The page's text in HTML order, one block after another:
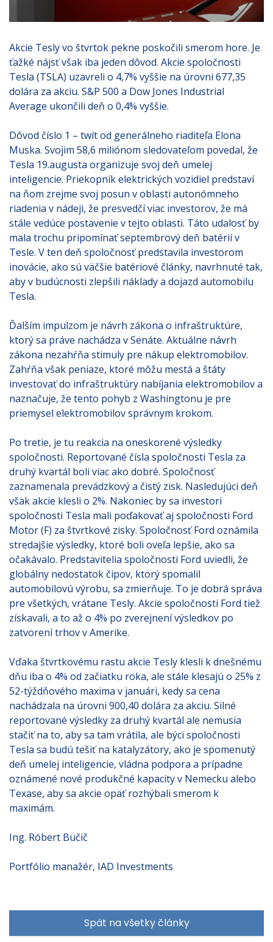
Akcie Tesly vo štvrtok pekne poskočili smerom hore. Je
ťažké nájsť však iba jeden dôvod. Akcie spoločnosti
Tesla (TSLA) uzavreli o 4,7% vyššie na úrovni 677,35
dolára za akciu. S&P 500 a Dow Jones Industrial
Average ukončili deň o 0,4% vyššie.
Dôvod číslo 1 – twít od generálneho riaditeľa Elona
Muska. Svojim 58,6 miliónom sledovateľom povedal, že
Tesla 19.augusta organizuje svoj deň umelej
inteligencie. Priekopník elektrických vozidiel predstaví
na ňom zrejme svoj posun v oblasti autonómneho
riadenia v nádeji, že presvedčí viac investorov, že má
stále vedúce postavenie v tejto oblasti. Táto udalosť by
mala trochu pripomínať septembrový deň batérií v
Tesle. V ten deň spoločnosť predstavila investorom
inovácie, ako sú väčšie batériové články, navrhnuté tak,
aby v budúcnosti zlepšili náklady a dojazd automobilu
Tesla.
Ďalším impulzom je návrh zákona o infraštruktúre,
ktorý sa práve nachádza v Senáte. Aktuálne návrh
zákona nezahŕňa stimuly pre nákup elektromobilov.
Zahŕňa však peniaze, ktoré môžu mestá a štáty
investovať do infraštruktúry nabíjania elektromobilov a
naznačuje, že tento pohyb z Washingtonu je pre
priemysel elektromobilov správnym krokom.
Po tretie, je tu reakcia na oneskorené výsledky
spoločnosti. Reportované čísla spoločnosti Tesla za
druhý kvartál boli viac ako dobré. Spoločnosť
zaznamenala prevádzkový a čistý zisk. Nasledujúci deň
však akcie klesli o 2%. Nakoniec by sa investori
spoločnosti Tesla mali poďakovať aj spoločnosti Ford
Motor (F) za štvrtkové zisky. Spoločnosť Ford oznámila
stredajšie výsledky, ktoré boli oveľa lepšie, ako sa
očakávalo. Predstavitelia spoločnosti Ford uviedli, že
globálny nedostatok čipov, ktorý spomalil
automobilovú výrobu, sa zmierňuje. To je dobrá správa
pre všetkých, vrátane Tesly. Akcie spoločnosti Ford tiež
získavali, a to až o 4% po zverejnení výsledkov po
zatvorení trhov v Amerike.
Vďaka štvrtkovému rastu akcie Tesly klesli k dnešnému
dňu iba o 4% od začiatku roka, ale stále klesajú o 25% z
52-týždňového maxima v januári, kedy sa cena
nachádzala na úrovni 900,40 dolára za akciu. Silné
reportované výsledky za druhý kvartál ale nemusia
stačiť na to, aby sa tam vrátila, ale býci spoločnosti
Tesla sa budú tešiť na katalyzátory, ako je spomenutý
deň umelej inteligencie, vládna podpora a prípadne
oznámené nové produkčné kapacity v Nemecku alebo
Texase, aby sa akcie opäť rozhýbali smerom k
maximám.
Ing. Róbert Bučič
Portfólio manažér, IAD Investments
Spät na všetky články